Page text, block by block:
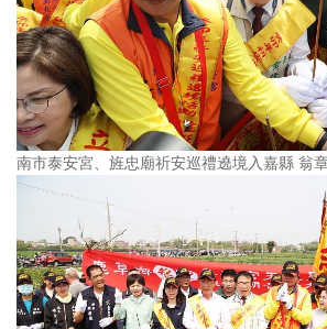
南市泰安宮、旌忠廟祈安巡禮遶境入嘉縣 翁